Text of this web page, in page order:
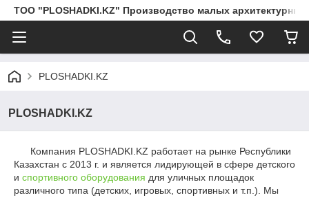
ТОО "PLOSHADKI.KZ" Производство малых
PLOSHADKI.KZ
PLOSHADKI.KZ
Компания PLOSHADKI.KZ работает на рынке Республики
Казахстан с 2013 г. и является лидирующей в сфере детского
и спортивного оборудования для уличных площадок
различного типа (детских, игровых, спортивных и т.п.). Мы